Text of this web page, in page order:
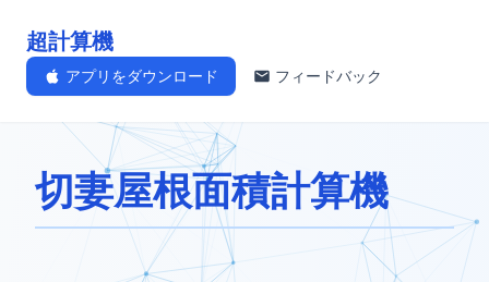
超計算機
アプリをダウンロード フィードバック
切妻屋根面積計算機